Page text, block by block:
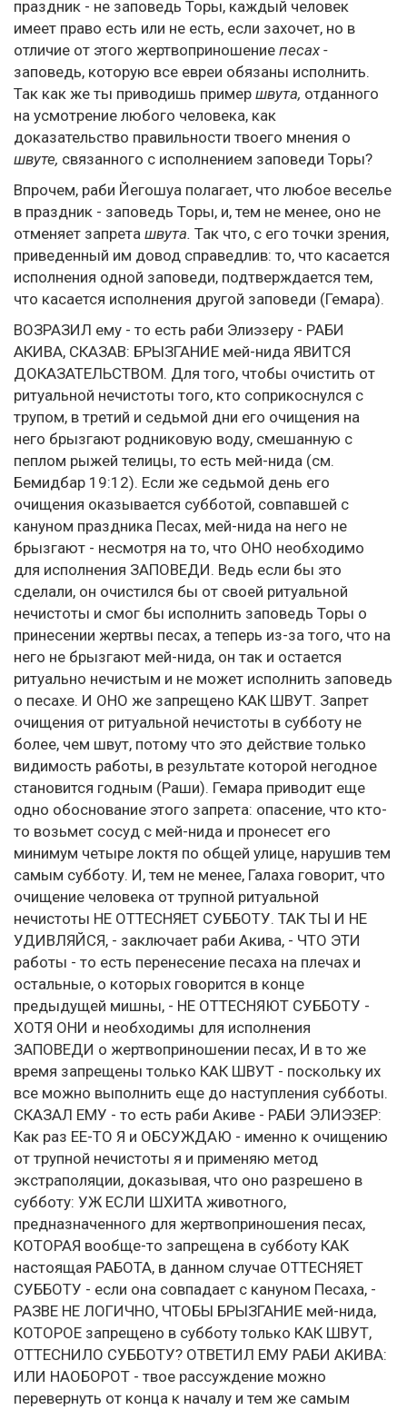
праздник - не заповедь Торы, каждый человек
имеет право есть или не есть, если захочет, но в
отличие от этого жертвоприношение песах -
заповедь, которую все евреи обязаны исполнить.
Так как же ты приводишь пример швута, отданного
на усмотрение любого человека, как
доказательство правильности твоего мнения о
швуте, связанного с исполнением заповеди Торы?
Впрочем, раби Йегошуа полагает, что любое веселье
в праздник - заповедь Торы, и, тем не менее, оно не
отменяет запрета швута. Так что, с его точки зрения,
приведенный им довод справедлив: то, что касается
исполнения одной заповеди, подтверждается тем,
что касается исполнения другой заповеди (Гемара).
ВОЗРАЗИЛ ему - то есть раби Элиэзеру - РАБИ
АКИВА, СКАЗАВ: БРЫЗГАНИЕ мей-нида ЯВИТСЯ
ДОКАЗАТЕЛЬСТВОМ. Для того, чтобы очистить от
ритуальной нечистоты того, кто соприкоснулся с
трупом, в третий и седьмой дни его очищения на
него брызгают родниковую воду, смешанную с
пеплом рыжей телицы, то есть мей-нида (см.
Бемидбар 19:12). Если же седьмой день его
очищения оказывается субботой, совпавшей с
кануном праздника Песах, мей-нида на него не
брызгают - несмотря на то, что ОНО необходимо
для исполнения ЗАПОВЕДИ. Ведь если бы это
сделали, он очистился бы от своей ритуальной
нечистоты и смог бы исполнить заповедь Торы о
принесении жертвы песах, а теперь из-за того, что на
него не брызгают мей-нида, он так и остается
ритуально нечистым и не может исполнить заповедь
о песахе. И ОНО же запрещено КАК ШВУТ. Запрет
очищения от ритуальной нечистоты в субботу не
более, чем швут, потому что это действие только
видимость работы, в результате которой негодное
становится годным (Раши). Гемара приводит еще
одно обоснование этого запрета: опасение, что кто-
то возьмет сосуд с мей-нида и пронесет его
минимум четыре локтя по общей улице, нарушив тем
самым субботу. И, тем не менее, Галаха говорит, что
очищение человека от трупной ритуальной
нечистоты НЕ ОТТЕСНЯЕТ СУББОТУ. ТАК ТЫ И НЕ
УДИВЛЯЙСЯ, - заключает раби Акива, - ЧТО ЭТИ
работы - то есть перенесение песаха на плечах и
остальные, о которых говорится в конце
предыдущей мишны, - НЕ ОТТЕСНЯЮТ СУББОТУ -
ХОТЯ ОНИ и необходимы для исполнения
ЗАПОВЕДИ о жертвоприношении песах, И в то же
время запрещены только КАК ШВУТ - поскольку их
все можно выполнить еще до наступления субботы.
СКАЗАЛ ЕМУ - то есть раби Акиве - РАБИ ЭЛИЭЗЕР:
Как раз ЕЕ-ТО Я и ОБСУЖДАЮ - именно к очищению
от трупной нечистоты я и применяю метод
экстраполяции, доказывая, что оно разрешено в
субботу: УЖ ЕСЛИ ШХИТА животного,
предназначенного для жертвоприношения песах,
КОТОРАЯ вообще-то запрещена в субботу КАК
настоящая РАБОТА, в данном случае ОТТЕСНЯЕТ
СУББОТУ - если она совпадает с кануном Песаха, -
РАЗВЕ НЕ ЛОГИЧНО, ЧТОБЫ БРЫЗГАНИЕ мей-нида,
КОТОРОЕ запрещено в субботу только КАК ШВУТ,
ОТТЕСНИЛО СУББОТУ? ОТВЕТИЛ ЕМУ РАБИ АКИВА:
ИЛИ НАОБОРОТ - твое рассуждение можно
перевернуть от конца к началу и тем же самым